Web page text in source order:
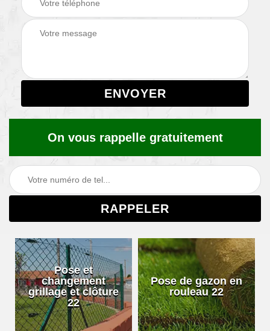
On vous rappelle gratuitement
Pose et
changement
grillage et clôture
22
Pose de gazon en
rouleau 22